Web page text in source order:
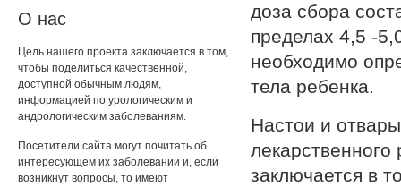
О нас
Цель нашего проекта заключается в том,
чтобы поделиться качественной,
доступной обычным людям,
информацией по урологическим и
андрологическим заболеваниям.
Посетители сайта могут почитать об
интересующем их заболевании и, если
возникнут вопросы, то имеют
доза сбора
пределах 4,5 -
необходимо
тела ребенка.
Настои и
заключается в